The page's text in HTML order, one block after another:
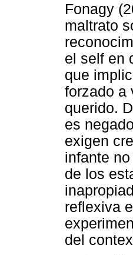
Fonagy
maltrato
el self en
que
forzado a
querido.
es
exigen
infante
de los
reflexiva
del